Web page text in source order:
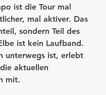
ist die Tour mal
mal aktiver. Das
sondern Teil des
ist kein Laufband.
unterwegs ist, erlebt
aktuellen
mit.